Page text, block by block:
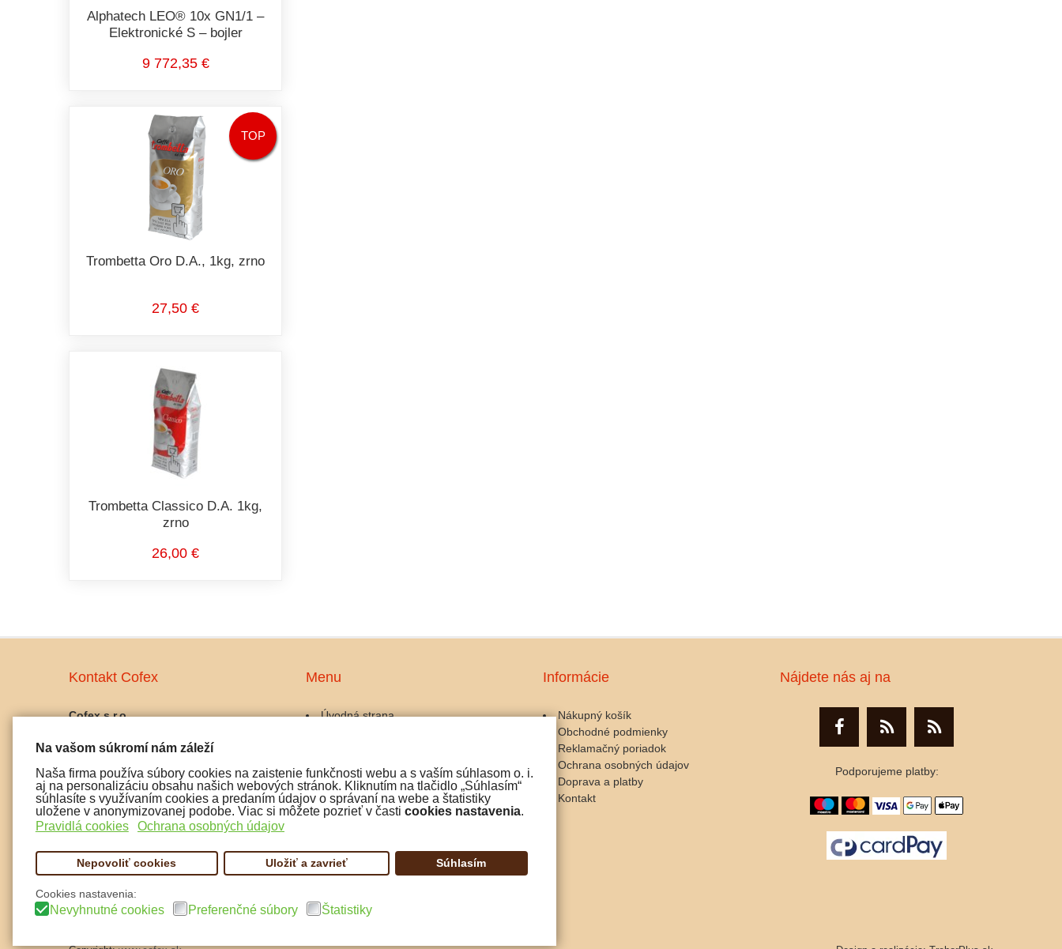
Na vašom súkromí nám záleží
Naša firma používa súbory cookies na zaistenie funkčnosti webu a s vaším súhlasom o. i.
aj na personalizáciu obsahu našich webových stránok. Kliknutím na tlačidlo „Súhlasím“
súhlasíte s využívaním cookies a predaním údajov o správaní na webe a štatistiky
uložene v anonymizovanej podobe. Viac si môžete pozrieť v časti cookies nastavenia.
Pravidlá cookies
Ochrana osobných údajov
Nepovoliť cookies Uložiť a zavrieť Súhlasím
Cookies nastavenia:
Nevyhnutné cookies Preferenčné súbory Štatistiky
Alphatech LEO® 10x GN1/1 –
Elektronické S – bojler
9 772,35 €
TOP
Trombetta Oro D.A., 1kg, zrno
27,50 €
Trombetta Classico D.A. 1kg,
zrno
26,00 €
Kontakt Cofex
Cofex s.r.o.
Palackého 10, 911 01 Trenčín
IČO: 45486042
IČ DPH: SK2023025356
tel:
0915 072 722
email: cofex@cofex.sk
Menu
Úvodná strana
Gastrozariadenia
Udržba a servis
Doplnky ku káve
Čaj a čokoláda
Informácie
Nákupný košík
Obchodné podmienky
Reklamačný poriadok
Ochrana osobných údajov
Doprava a platby
Kontakt
Nájdete nás aj na
Podporujeme platby: